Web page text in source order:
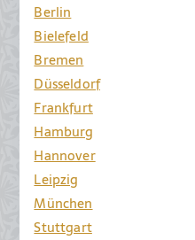
Berlin
Bielefeld
Bremen
Düsseldorf
Frankfurt
Hamburg
Hannover
Leipzig
München
Stuttgart